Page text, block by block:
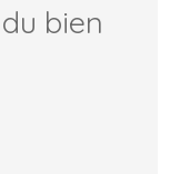
du bien